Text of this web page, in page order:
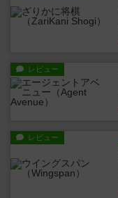
レビュー
レビュー